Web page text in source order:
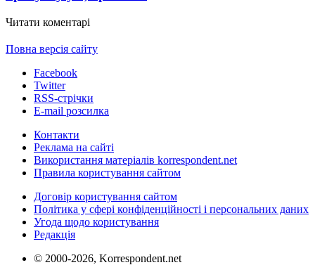
Читати коментарі
Повна версія сайту
Facebook
Twitter
RSS-стрічки
E-mail розсилка
Контакти
Реклама на сайті
Використання матеріалів korrespondent.net
Правила користування сайтом
Договір користування сайтом
Політика у сфері конфіденційності і персональних даних
Угода щодо користування
Редакція
© 2000-2026, Korrespondent.net